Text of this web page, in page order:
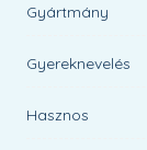
Gyártmány
Gyereknevelés
Hasznos